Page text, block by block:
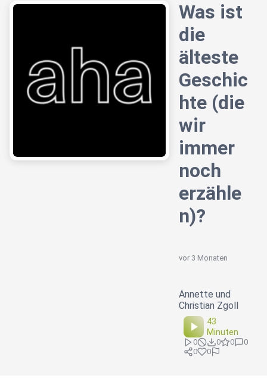
Was ist
die
älteste
Geschic
hte (die
wir
immer
noch
erzähle
n)?
vor 3 Monaten
Annette und
Christian Zgoll
43
Minuten
0 0 0
0
0
0